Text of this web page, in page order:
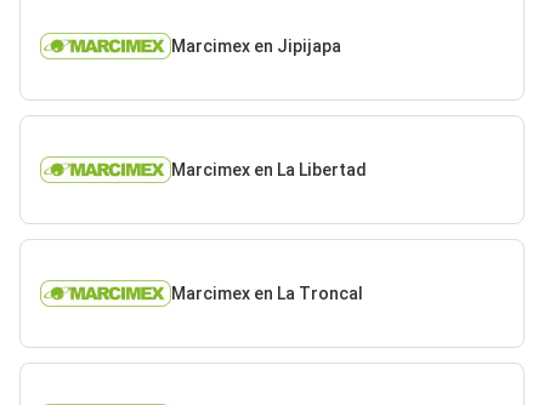
Marcimex en Jipijapa
Marcimex en La Libertad
Marcimex en La Troncal